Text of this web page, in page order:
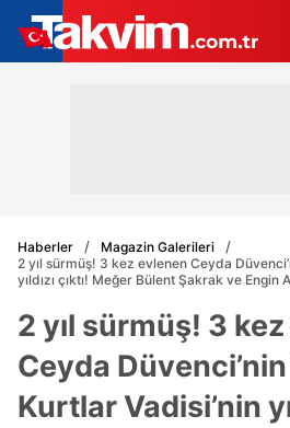
Haberler
Magazin Galerileri
2 yıl sürmüş! 3 kez evlenen Ceyda
yıldızı çıktı! Meğer Bülent Şakrak ve Engin
2 yıl sürmüş! 3
Ceyda
Kurtlar Vadisi’nin